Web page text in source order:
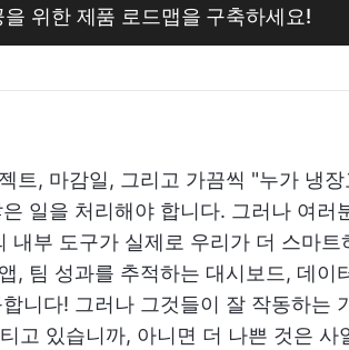
을 위한 제품 로드맵을 구축하세요!
트, 마감일, 그리고 가끔씩 "누가 냉
일을 처리해야 합니다. 그러나 여러
내부 도구가 실제로 우리가 더 스마
, 팀 성과를 추적하는 대시보드, 데이
니다! 그러나 그것들이 잘 작동하는
고 있습니까, 아니면 더 나쁜 것은 사